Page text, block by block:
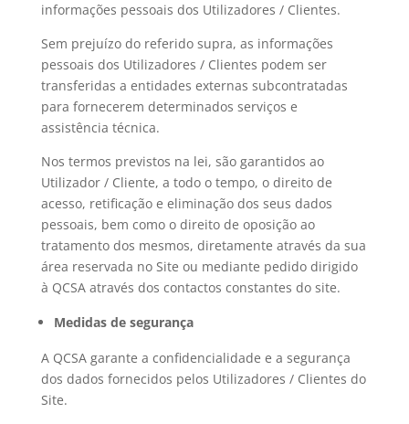
informações pessoais dos Utilizadores / Clientes.
Sem prejuízo do referido supra, as informações
pessoais dos Utilizadores / Clientes podem ser
transferidas a entidades externas subcontratadas
para fornecerem determinados serviços e
assistência técnica.
Nos termos previstos na lei, são garantidos ao
Utilizador / Cliente, a todo o tempo, o direito de
acesso, retificação e eliminação dos seus dados
pessoais, bem como o direito de oposição ao
tratamento dos mesmos, diretamente através da sua
área reservada no Site ou mediante pedido dirigido
à QCSA através dos contactos constantes do site.
Medidas de segurança
A QCSA garante a confidencialidade e a segurança
dos dados fornecidos pelos Utilizadores / Clientes do
Site.